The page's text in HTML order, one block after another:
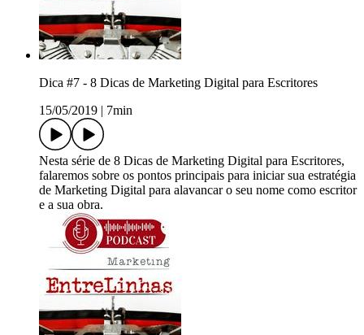
Dica #7 - 8 Dicas de Marketing Digital para Escritores
15/05/2019
7min
Nesta série de 8 Dicas de Marketing Digital para Escritores,
falaremos sobre os pontos principais para iniciar sua estratégia
de Marketing Digital para alavancar o seu nome como escritor
e a sua obra.